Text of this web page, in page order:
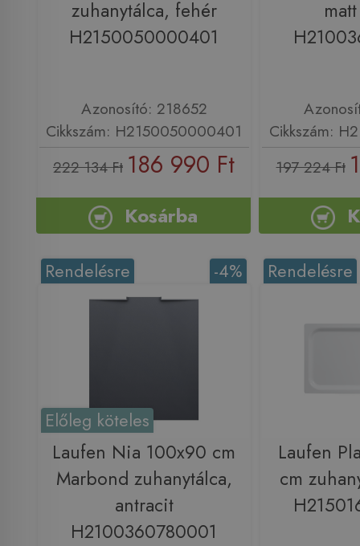
zuhanytálca, fehér
H2150050000401
Azonosító: 218652
Cikkszám: H2150050000401
222 134 Ft 186 990 Ft
Kosárba
Cikkszám:
197 224 Ft
-4%
Rendelésre
Előleg köteles
Laufen Nia 100x90 cm
Marbond zuhanytálca,
antracit
H2100360780001
Rendelésre
Laufen
cm